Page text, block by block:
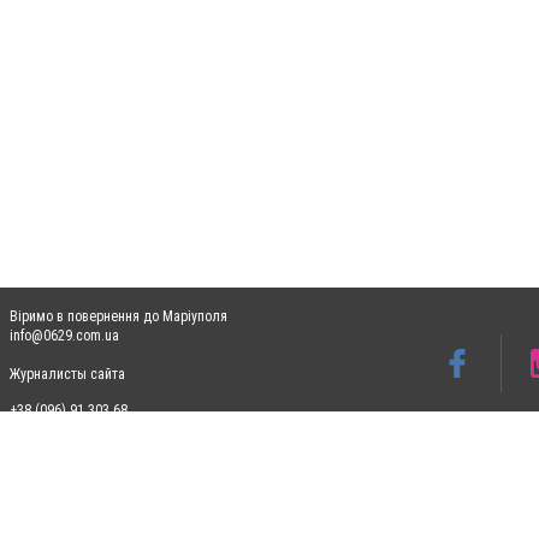
Віримо в повернення до Маріуполя
info@0629.com.ua
Журналисты сайта
+38 (096) 91 303 68